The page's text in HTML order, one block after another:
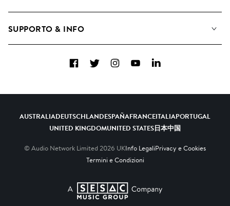
Come utilizziamo l'intelligenza artificiale
SUPPORTO & INFO
FacebookTwitterInstagramYouTubeLinkedIn
AUSTRALIADEUTSCHLANDESPAÑAFRANCEITALIAPORTUGAL
UNITED KINGDOMUNITED STATES日本中国
© Audio Network Limited 2026 UKInfo LegaliPrivacy e Cookies
Termini e Condizioni
A SESAC Company